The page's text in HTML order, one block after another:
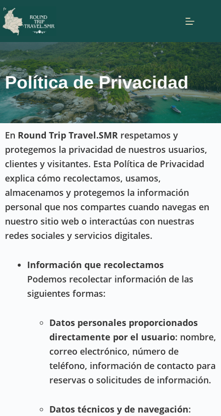
Política de Privacidad
En Round Trip Travel.SMR respetamos y
protegemos la privacidad de nuestros usuarios,
clientes y visitantes. Esta Política de Privacidad
explica cómo recolectamos, usamos,
almacenamos y protegemos la información
personal que nos compartes cuando navegas en
nuestro sitio web o interactúas con nuestras
redes sociales y servicios digitales.
Información que recolectamos
Podemos recolectar información de las
siguientes formas:
Datos personales proporcionados
directamente por el usuario: nombre,
correo electrónico, número de
teléfono, información de contacto para
reservas o solicitudes de información.
Datos técnicos y de navegación: